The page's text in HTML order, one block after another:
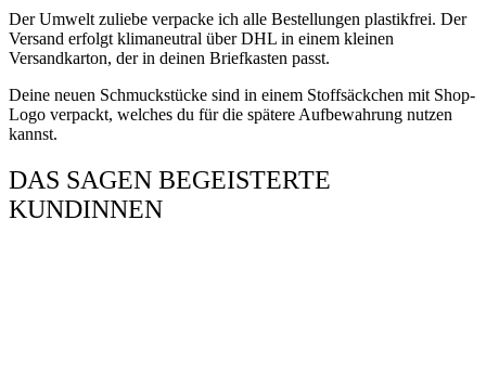
Der Umwelt zuliebe verpacke ich alle Bestellungen plastikfrei. Der
Versand erfolgt klimaneutral über DHL in einem kleinen
Versandkarton, der in deinen Briefkasten passt.
Deine neuen Schmuckstücke sind in einem Stoffsäckchen mit Shop-
Logo verpackt, welches du für die spätere Aufbewahrung nutzen
kannst.
DAS SAGEN BEGEISTERTE
KUNDINNEN